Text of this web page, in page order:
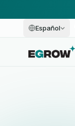
Español